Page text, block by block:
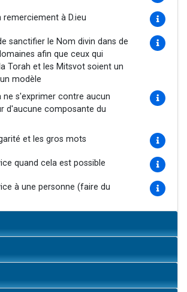
remerciement à D.ieu
sanctifier le Nom divin dans de
afin que ceux qui
Torah et les Mitsvot soient un
modèle
ne s'exprimer contre aucun
d'aucune composante du
et les gros mots
quand cela est possible
à une personne (faire du